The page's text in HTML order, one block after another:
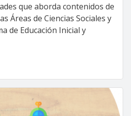
que aborda contenidos de
Áreas de Ciencias Sociales y
de Educación Inicial y